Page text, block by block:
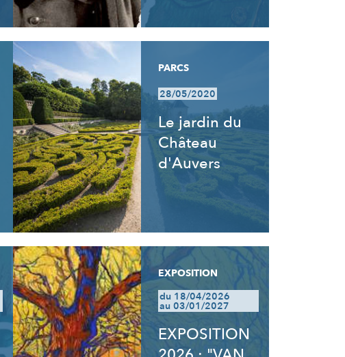
PARCS
28/05/2020
Le jardin du
Château
d'Auvers
EXPOSITION
du 18/04/2026
au 03/01/2027
EXPOSITION